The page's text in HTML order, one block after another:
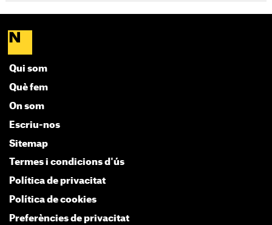
Qui som
Què fem
On som
Escriu-nos
Sitemap
Termes i condicions d'ús
Política de privacitat
Política de cookies
Preferències de privacitat